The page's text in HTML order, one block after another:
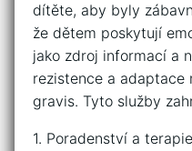
dítěte, aby byly
že ⁤dětem poskytují
⁣jako zdroj informací a
rezistence a adaptace
gravis.‌ Tyto služby
1. Poradenství a